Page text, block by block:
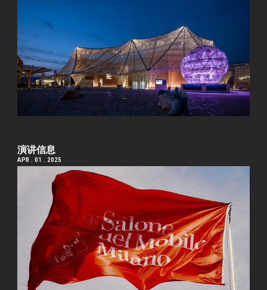
演讲信息
APR . 01 . 2025